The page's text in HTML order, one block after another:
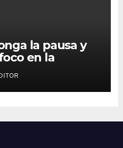
la pausa y
en la